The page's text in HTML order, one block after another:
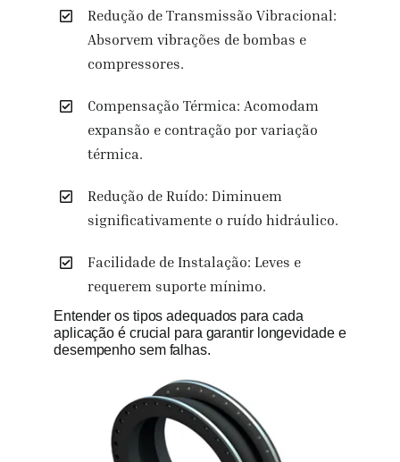
Redução de Transmissão Vibracional:
Absorvem vibrações de bombas e
compressores.
Compensação Térmica: Acomodam
expansão e contração por variação
térmica.
Redução de Ruído: Diminuem
significativamente o ruído hidráulico.
Facilidade de Instalação: Leves e
requerem suporte mínimo.
Entender os tipos adequados para cada
aplicação é crucial para garantir longevidade e
desempenho sem falhas.